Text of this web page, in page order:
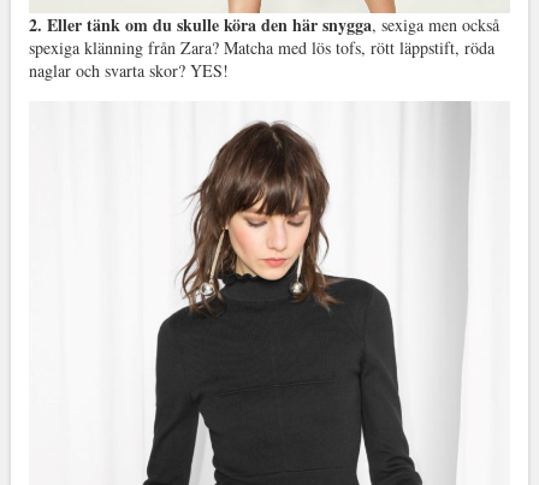
2. Eller tänk om du skulle köra den här snygga, sexiga men också
spexiga klänning från Zara? Matcha med lös tofs, rött läppstift, röda
naglar och svarta skor? YES!